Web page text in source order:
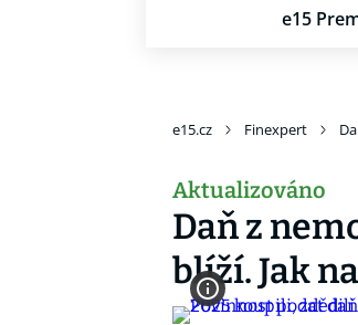
e15
e15.cz Finexpert
Aktualizováno
Daň z
blíží. Jak